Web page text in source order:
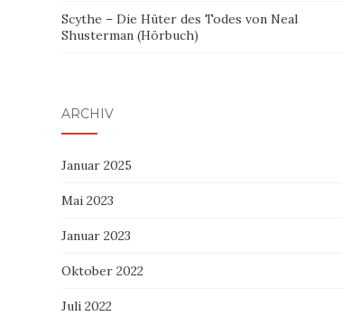
Scythe – Die Hüter des Todes von Neal
Shusterman (Hörbuch)
ARCHIV
Januar 2025
Mai 2023
Januar 2023
Oktober 2022
Juli 2022